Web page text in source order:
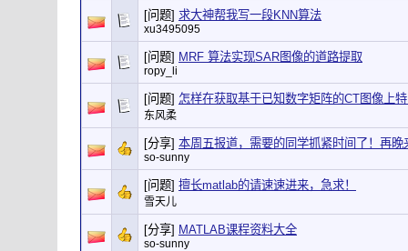
[问题] 求大神帮我写一段KNN算法
xu3495095
[问题] MRF 算法实现SAR图像的道路提取
ropy_li
[问题] 怎样在获取基于已知数字矩阵的CT图像上
东风柔
[分享] 本周五报道，需要的同学抓紧时间了！再晚
so-sunny
[问题] 擅长matlab的请速速进来，急求！
雪天儿
[分享] MATLAB课程资料大全
so-sunny